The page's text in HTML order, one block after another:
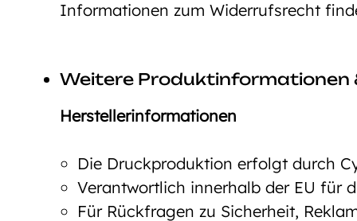
Informationen zum Widerrufsrecht
Weitere Produktinformationen
Herstellerinformationen
Die Druckproduktion erfolgt durch
Verantwortlich innerhalb der EU für
Für Rückfragen zu Sicherheit,